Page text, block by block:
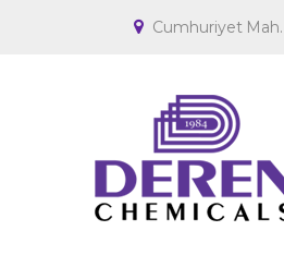
Cumhuriyet Mah.